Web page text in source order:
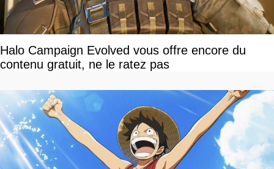
Halo Campaign Evolved vous offre encore du
contenu gratuit, ne le ratez pas